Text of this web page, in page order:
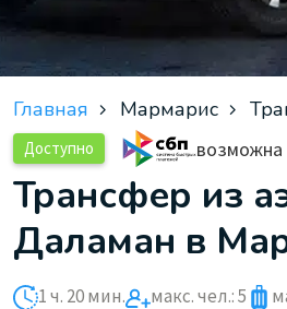
Главная Мармарис
Доступно
Трансфер из
Даламан в
1 ч. 20 мин. макс. чел.: 5